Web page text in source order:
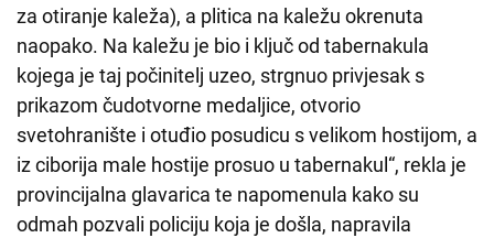
za otiranje kaleža), a plitica na kaležu okrenuta
naopako. Na kaležu je bio i ključ od tabernakula
kojega je taj počinitelj uzeo, strgnuo privjesak s
prikazom čudotvorne medaljice, otvorio
svetohranište i otuđio posudicu s velikom hostijom, a
iz ciborija male hostije prosuo u tabernakul“, rekla je
provincijalna glavarica te napomenula kako su
odmah pozvali policiju koja je došla, napravila